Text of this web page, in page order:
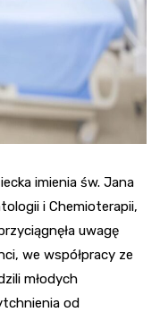
imienia św. Jana
i Chemioterapii,
uwagę
we współpracy ze
młodych
od